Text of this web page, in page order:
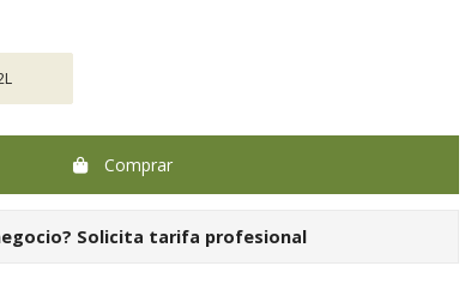
Comprar
Solicita tarifa profesional